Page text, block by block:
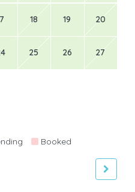
18 19 20
25 26 27
Booked